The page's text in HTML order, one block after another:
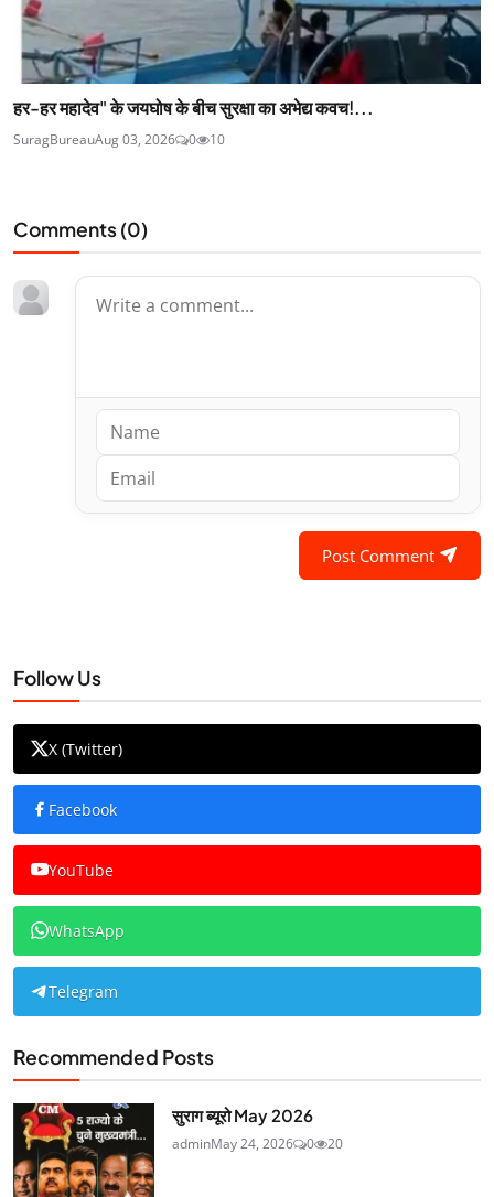
हर-हर महादेव" के जयघोष के बीच सुरक्षा का अभेद्य कवच!...
SuragBureauAug 03, 2026 0 10
Comments (0)
Post Comment
Follow Us
X (Twitter)
Facebook
YouTube
WhatsApp
Telegram
Recommended Posts
सुराग ब्यूरो May 2026
adminMay 24, 2026 0 20